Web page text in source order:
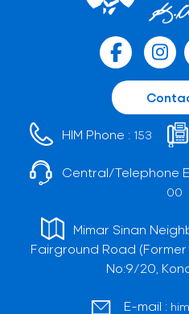
HIM Phone : 153
Central/Telephone
00
Mimar Sinan
Fairground Road
No:9/20,
E-mail :